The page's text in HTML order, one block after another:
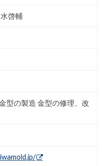
啓輔
型の製造 金型の修理、改